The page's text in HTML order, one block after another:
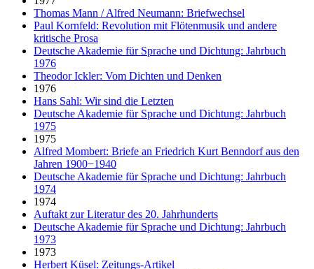
Thomas Mann / Alfred Neumann: Briefwechsel
Paul Kornfeld: Revolution mit Flötenmusik und andere
kritische Prosa
Deutsche Akademie für Sprache und Dichtung: Jahrbuch
1976
Theodor Ickler: Vom Dichten und Denken
1976
Hans Sahl: Wir sind die Letzten
Deutsche Akademie für Sprache und Dichtung: Jahrbuch
1975
1975
Alfred Mombert: Briefe an Friedrich Kurt Benndorf aus den
Jahren 1900−1940
Deutsche Akademie für Sprache und Dichtung: Jahrbuch
1974
1974
Auftakt zur Literatur des 20. Jahrhunderts
Deutsche Akademie für Sprache und Dichtung: Jahrbuch
1973
1973
Herbert Küsel: Zeitungs-Artikel